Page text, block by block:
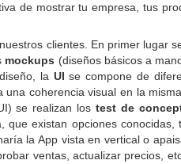
de mostrar tu empresa, tus
clientes. En primer lugar
mockups (diseños básicos a
la UI se compone de
coherencia visual en la
se realizan lostest de
existan opciones
la App vista en vertical o
ventas, actualizar precios,